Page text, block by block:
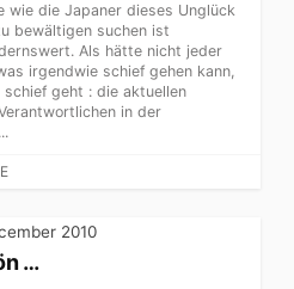
wie die Japaner dieses Unglück
bewältigen suchen ist
Als hätte nicht jeder
irgendwie schief gehen kann,
geht : die aktuellen
in der
2010
…